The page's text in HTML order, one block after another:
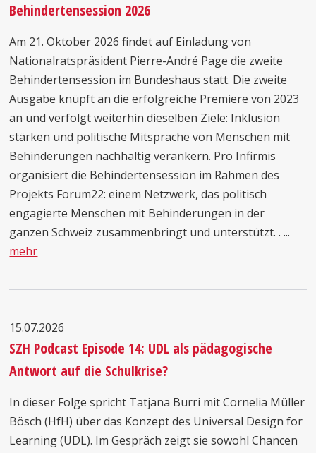
Behindertensession 2026
Am 21. Oktober 2026 findet auf Einladung von
Nationalratspräsident Pierre-André Page die zweite
Behindertensession im Bundeshaus statt. Die zweite
Ausgabe knüpft an die erfolgreiche Premiere von 2023
an und verfolgt weiterhin dieselben Ziele: Inklusion
stärken und politische Mitsprache von Menschen mit
Behinderungen nachhaltig verankern. Pro Infirmis
organisiert die Behindertensession im Rahmen des
Projekts Forum22: einem Netzwerk, das politisch
engagierte Menschen mit Behinderungen in der
ganzen Schweiz zusammenbringt und unterstützt. . ...
mehr
15.07.2026
SZH Podcast Episode 14: UDL als pädagogische
Antwort auf die Schulkrise?
In dieser Folge spricht Tatjana Burri mit Cornelia Müller
Bösch (HfH) über das Konzept des Universal Design for
Learning (UDL). Im Gespräch zeigt sie sowohl Chancen